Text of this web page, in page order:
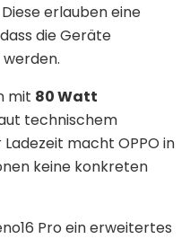
erlauben eine
die Geräte
mit 80 Watt
technischem
Ladezeit macht OPPO in
keine konkreten
Pro ein erweitertes